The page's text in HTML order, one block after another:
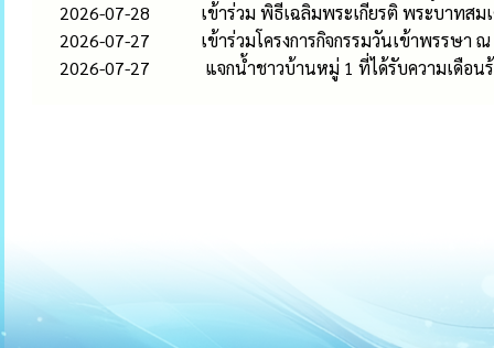
2026-07-28
เข้าร่วม พิธีเฉลิมพระเกียรติ พระบาทส
2026-07-27
เข้าร่วมโครงการกิจกรรมวันเข้าพรรษ
2026-07-27
แจกน้ำชาวบ้านหมู่ 1 ที่ได้รับความเดือ